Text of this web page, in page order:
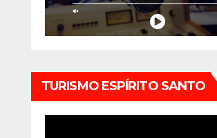
TURISMO ESPÍRITO SANTO